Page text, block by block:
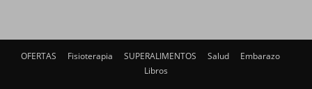
OFERTAS Fisioterapia SUPERALIMENTOS Salud
Embarazo
Libros